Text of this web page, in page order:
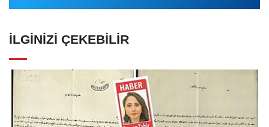
İLGINIZI ÇEKEBILIR